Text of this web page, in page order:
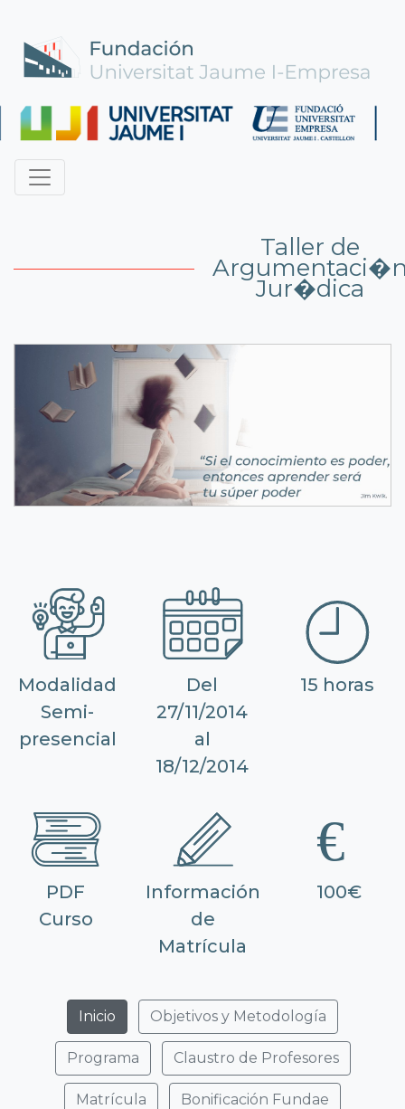
Taller de
Jur�dica
Modalidad
Semi-
presencial
Del
27/11/2014
al
18/12/2014
15 horas
PDF
Curso
Información
de
Matrícula
100€
Inicio Objetivos y Metodología
Programa Claustro de Profesores
Matrícula Bonificación Fundae